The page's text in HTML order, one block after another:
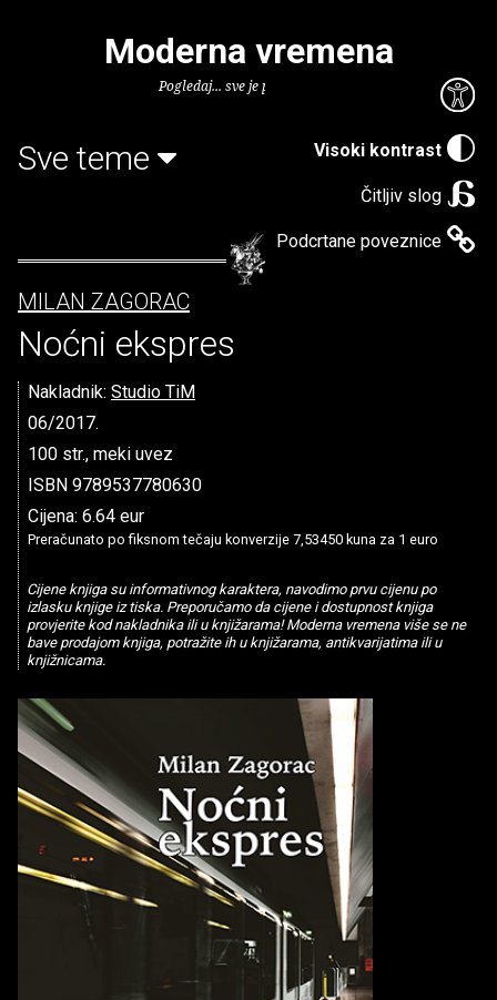
Visoki kontrast
Čitljiv slog
Podcrtane poveznice
Moderna vremena
Pogledaj... sve je puno knjiga.
Sve teme
MILAN ZAGORAC
Noćni ekspres
Nakladnik: Studio TiM
06/2017.
100 str., meki uvez
ISBN 9789537780630
Cijena: 6.64 eur
Preračunato po fiksnom tečaju konverzije 7,53450 kuna za 1 euro
Cijene knjiga su informativnog karaktera, navodimo prvu cijenu po
izlasku knjige iz tiska. Preporučamo da cijene i dostupnost knjiga
provjerite kod nakladnika ili u knjižarama! Moderna vremena više se ne
bave prodajom knjiga, potražite ih u knjižarama, antikvarijatima ili u
knjižnicama.